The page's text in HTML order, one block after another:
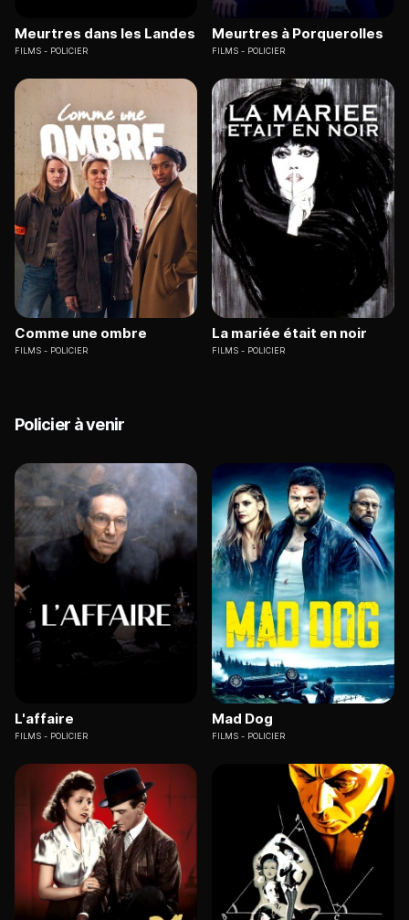
Meurtres dans les Landes
FILMS POLICIER
Meurtres à Porquerolles
FILMS POLICIER
Comme une ombre
FILMS POLICIER
La mariée était en noir
FILMS POLICIER
Policier à venir
L'affaire
FILMS POLICIER
Mad Dog
FILMS POLICIER